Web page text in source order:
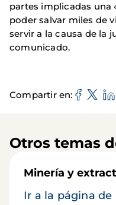
partes implicadas una
poder salvar miles de
servir a la causa de la
comunicado.
Compartir en
Otros temas
Minería y
Ir a la página de